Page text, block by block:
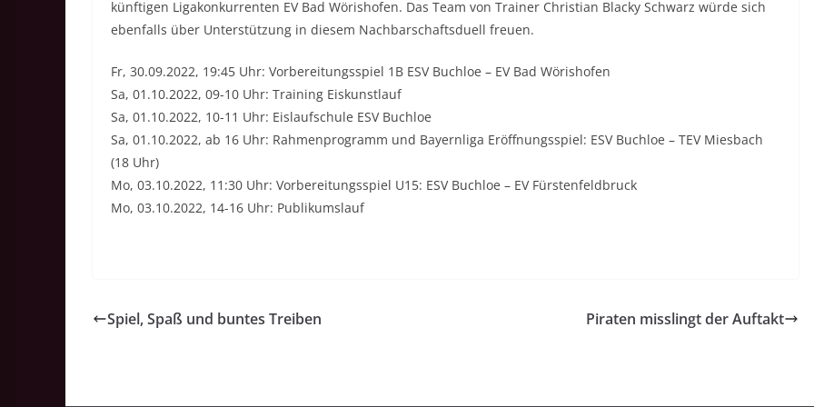
künftigen Ligakonkurrenten EV Bad Wörishofen. Das Team von Trainer Christian Blacky Schwarz würde sich
ebenfalls über Unterstützung in diesem Nachbarschaftsduell freuen.
Fr, 30.09.2022, 19:45 Uhr: Vorbereitungsspiel 1B ESV Buchloe – EV Bad Wörishofen
Sa, 01.10.2022, 09-10 Uhr: Training Eiskunstlauf
Sa, 01.10.2022, 10-11 Uhr: Eislaufschule ESV Buchloe
Sa, 01.10.2022, ab 16 Uhr: Rahmenprogramm und Bayernliga Eröffnungsspiel: ESV Buchloe – TEV Miesbach
(18 Uhr)
Mo, 03.10.2022, 11:30 Uhr: Vorbereitungsspiel U15: ESV Buchloe – EV Fürstenfeldbruck
Mo, 03.10.2022, 14-16 Uhr: Publikumslauf
Spiel, Spaß und buntes Treiben Piraten misslingt der Auftakt